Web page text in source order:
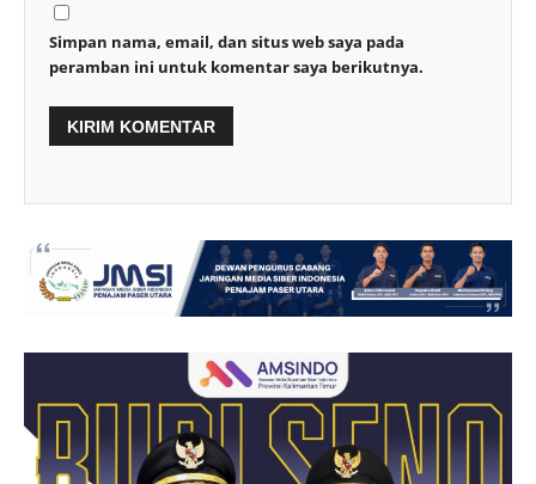
Simpan nama, email, dan situs web saya pada
peramban ini untuk komentar saya berikutnya.